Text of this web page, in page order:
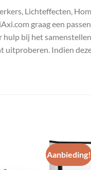
Lichteffecten,
graag een
hulp bij het
Indien
Aanbieding!